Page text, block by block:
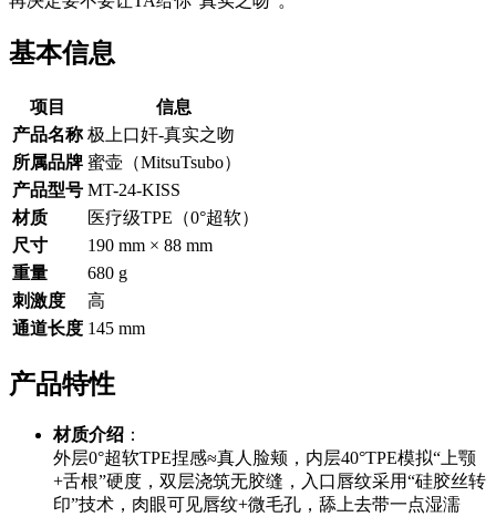
基本信息
项目
信息
产品名称 极上口奸-真实之吻
所属品牌 蜜壶（MitsuTsubo）
产品型号 MT-24-KISS
材质
医疗级TPE（0°超软）
尺寸
190 mm × 88 mm
重量
680 g
刺激度
高
通道长度 145 mm
产品特性
材质介绍 ：
外层0°超软TPE捏感≈真人脸颊，内层40°TPE模拟“上颚
+舌根”硬度，双层浇筑无胶缝，入口唇纹采用“硅胶丝转
印”技术，肉眼可见唇纹+微毛孔，舔上去带一点湿濡